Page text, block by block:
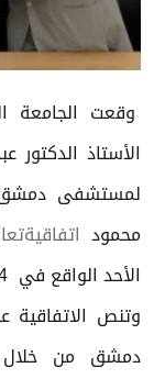
وقعت الجامعة
الأستاذ
لمستشفى دمشق
محمود اتفاقية
الأحد الواقع في 22/09/2014
وتنص
دمشق من خلال